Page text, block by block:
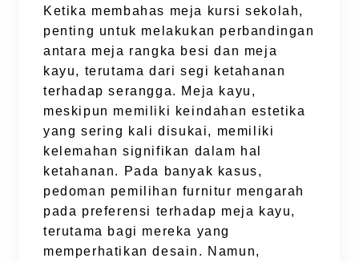
Ketika membahas meja kursi sekolah,
penting untuk melakukan perbandingan
antara meja rangka besi dan meja
kayu, terutama dari segi ketahanan
terhadap serangga. Meja kayu,
meskipun memiliki keindahan estetika
yang sering kali disukai, memiliki
kelemahan signifikan dalam hal
ketahanan. Pada banyak kasus,
pedoman pemilihan furnitur mengarah
pada preferensi terhadap meja kayu,
terutama bagi mereka yang
memperhatikan desain. Namun,